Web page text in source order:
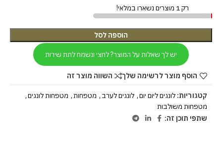
רק 1 מוצרים נשארו במלאי!
הוספה לסל
יש לך שאלות על המוצר? לחצי ונשמח לתת שירות
הוסף מוצר לרשימה שלך השווה מוצר זה
קטגוריות: לונגים ליום יום, לונגים לערב , מטפחות, מטפחות לונגים,
מטפחות משולבות
שתפי תוכן זה: